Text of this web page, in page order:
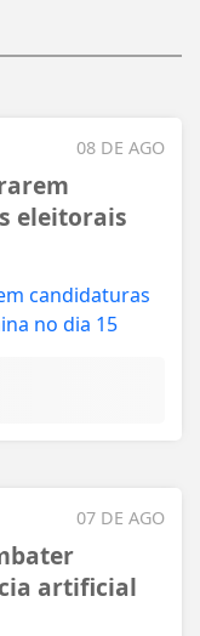
08 DE AGO
eleitorais
07 DE AGO
artificial